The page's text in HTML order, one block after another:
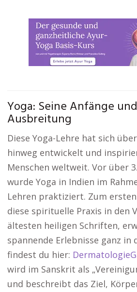
Yoga: Seine Anfänge
Ausbreitung
Diese Yoga-Lehre hat sich
hinweg entwickelt und
Menschen weltweit. Vor über
wurde Yoga in Indien im
Lehren praktiziert. Zum
diese spirituelle Praxis in den
ältesten heiligen Schriften,
spannende Erlebnisse ganz in
findest du hier:
wird im Sanskrit als
und beschreibt das Ziel,